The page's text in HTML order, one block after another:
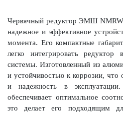
Червячный редуктор ЭМШ NMRW
надежное и эффективное
момента. Его компактные
легко интегрировать
системы. Изготовленный из
и устойчивостью к коррозии, что
и надежность в
обеспечивает оптимальное
это делает его подходящим